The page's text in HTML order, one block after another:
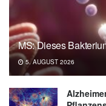
MS: Dieses
5. AUGUST 2026